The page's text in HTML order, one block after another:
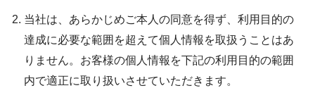
当社は、あらかじめご本人の同意を得ず、利用目的の
達成に必要な範囲を超えて個人情報を取扱うことはあ
りません。お客様の個人情報を下記の利用目的の範囲
内で適正に取り扱いさせていただきます。